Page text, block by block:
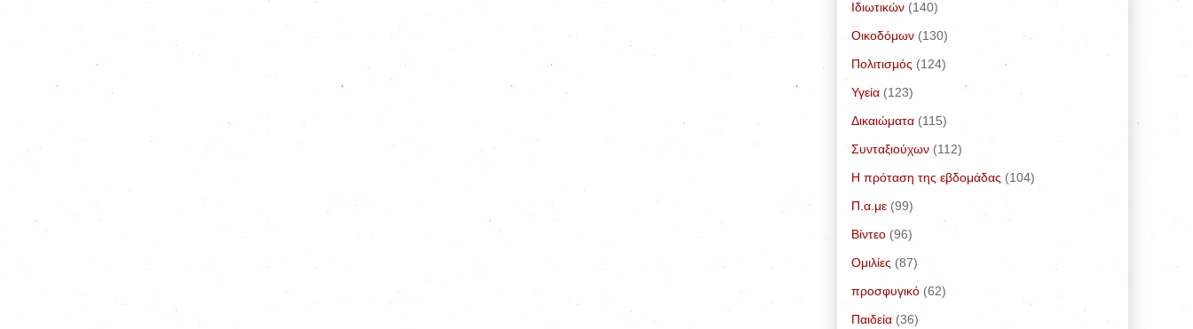
Ιδιωτικών (140)
Οικοδόμων (130)
Πολιτισμός (124)
Υγεία (123)
Δικαιώματα (115)
Συνταξιούχων (112)
Η πρόταση της εβδομάδας (104)
Π.α.με (99)
Bίντεο (96)
Ομιλίες (87)
προσφυγικό (62)
Παιδεία (36)